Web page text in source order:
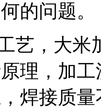
的问题。
，大米
理，加
焊接质